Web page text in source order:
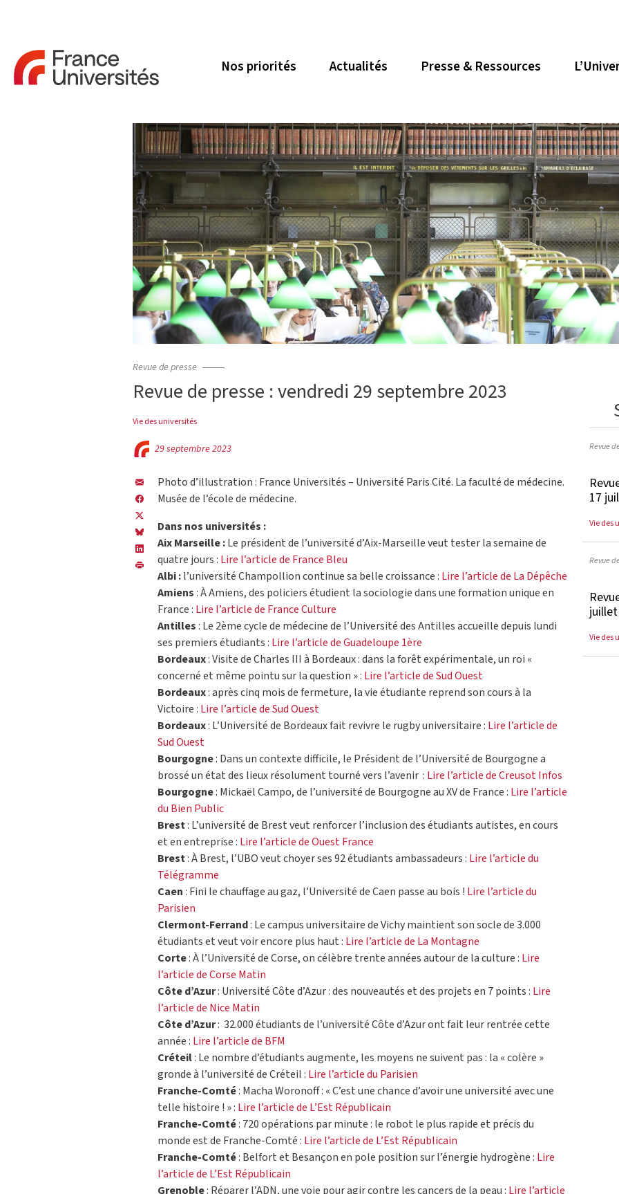
Nos priorités Actualités Presse & Ressources
Revue de presse
Revue de presse : vendredi 29 septembre 2023
Vie des universités
29 septembre 2023
Photo d’illustration : France Universités – Université Paris Cité. La faculté de médecine.
Musée de l’école de médecine.
Dans nos universités :
Aix Marseille :Le président de l’université d’Aix-Marseille veut tester la semaine de
quatre jours : Lire l’article de France Bleu
Albi :l’université Champollion continue sa belle croissance : Lire l’article de La Dépêche
Amiens: À Amiens, des policiers étudient la sociologie dans une formation unique en
France : Lire l’article de France Culture
Antilles: Le 2ème cycle de médecine de l’Université des Antilles accueille depuis lundi
ses premiers étudiants : Lire l’article de Guadeloupe 1ère
Bordeaux: Visite de Charles III à Bordeaux : dans la forêt expérimentale, un roi «
concerné et même pointu sur la question » : Lire l’article de Sud Ouest
Bordeaux: après cinq mois de fermeture, la vie étudiante reprend son cours à la
Victoire : Lire l’article de Sud Ouest
Bordeaux: L’Université de Bordeaux fait revivre le rugby universitaire : Lire l’article de
Sud Ouest
Bourgogne: Dans un contexte difficile, le Président de l’Université de Bourgogne a
brossé un état des lieux résolument tourné vers l’avenir : Lire l’article de Creusot Infos
Bourgogne: Mickaël Campo, de l’université de Bourgogne au XV de France : Lire l’article
du Bien Public
Brest: L’université de Brest veut renforcer l’inclusion des étudiants autistes, en cours
et en entreprise : Lire l’article de Ouest France
Brest: À Brest, l’UBO veut choyer ses 92 étudiants ambassadeurs : Lire l’article du
Télégramme
Caen: Fini le chauffage au gaz, l’Université de Caen passe au bois ! Lire l’article du
Parisien
Clermont-Ferrand: Le campus universitaire de Vichy maintient son socle de 3.000
étudiants et veut voir encore plus haut : Lire l’article de La Montagne
Corte: À l’Université de Corse, on célèbre trente années autour de la culture : Lire
l’article de Corse Matin
Côte d’Azur: Université Côte d’Azur : des nouveautés et des projets en 7 points : Lire
l’article de Nice Matin
Côte d’Azur: 32.000 étudiants de l’université Côte d’Azur ont fait leur rentrée cette
année : Lire l’article de BFM
Créteil: Le nombre d’étudiants augmente, les moyens ne suivent pas : la « colère »
gronde à l’université de Créteil : Lire l’article du Parisien
Franche-Comté: Macha Woronoff : « C’est une chance d’avoir une université avec une
telle histoire ! » : Lire l’article de L’Est Républicain
Franche-Comté: 720 opérations par minute : le robot le plus rapide et précis du
monde est de Franche-Comté : Lire l’article de L’Est Républicain
Franche-Comté: Belfort et Besançon en pole position sur l’énergie hydrogène : Lire
l’article de L’Est Républicain
Grenoble: Réparer l’ADN, une voie pour agir contre les cancers de la peau : Lire l’article
Revue
17
Vie des
Revue
Vie des